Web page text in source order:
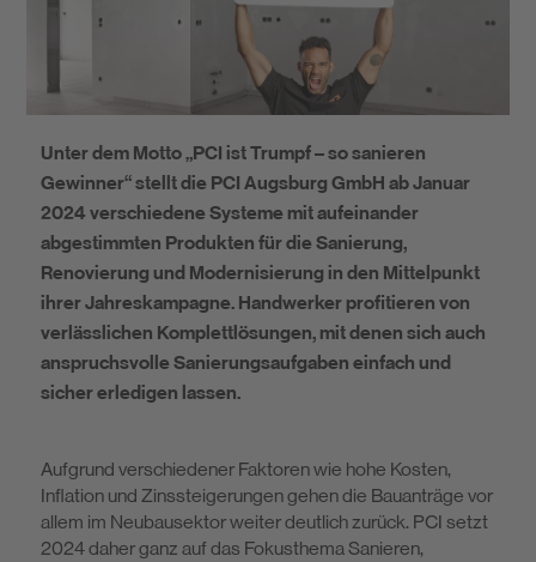
Unter dem Motto „PCI ist Trumpf – so sanieren
Gewinner“ stellt die PCI Augsburg GmbH ab Januar
2024 verschiedene Systeme mit aufeinander
abgestimmten Produkten für die Sanierung,
Renovierung und Modernisierung in den Mittelpunkt
ihrer Jahreskampagne. Handwerker profitieren von
verlässlichen Komplettlösungen, mit denen sich auch
anspruchsvolle Sanierungsaufgaben einfach und
sicher erledigen lassen.
Aufgrund verschiedener Faktoren wie hohe Kosten,
Inflation und Zinssteige­rungen gehen die Bauanträge vor
allem im Neubausektor weiter deutlich zu­rück. PCI setzt
2024 daher ganz auf das Fokusthema Sanieren,